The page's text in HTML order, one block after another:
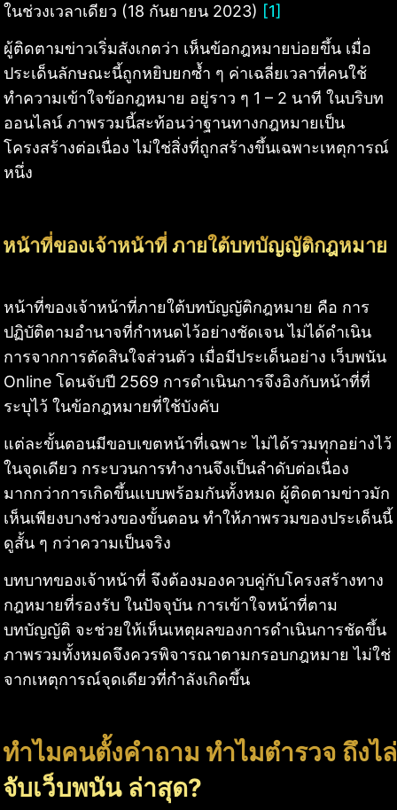
ในช่วงเวลาเดียว (18 กันยายน 2023) [1]
ผู้ติดตามข่าวเริ่มสังเกตว่า เห็นข้อกฎหมายบ่อยขึ้น เมื่อ
ประเด็นลักษณะนี้ถูกหยิบยกซ้ำ ๆ ค่าเฉลี่ยเวลาที่คนใช้
ทำความเข้าใจข้อกฎหมาย อยู่ราว ๆ 1 – 2 นาที ในบริบท
ออนไลน์ ภาพรวมนี้สะท้อนว่าฐานทางกฎหมายเป็น
โครงสร้างต่อเนื่อง ไม่ใช่สิ่งที่ถูกสร้างขึ้นเฉพาะเหตุการณ์
หนึ่ง
หน้าที่ของเจ้าหน้าที่ ภายใต้บทบัญญัติกฎหมาย
หน้าที่ของเจ้าหน้าที่ภายใต้บทบัญญัติกฎหมาย คือ การ
ปฏิบัติตามอำนาจที่กำหนดไว้อย่างชัดเจน ไม่ได้ดำเนิน
การจากการตัดสินใจส่วนตัว เมื่อมีประเด็นอย่าง เว็บพนัน
Online โดนจับปี 2569 การดำเนินการจึงอิงกับหน้าที่ที่
ระบุไว้ ในข้อกฎหมายที่ใช้บังคับ
แต่ละขั้นตอนมีขอบเขตหน้าที่เฉพาะ ไม่ได้รวมทุกอย่างไว้
ในจุดเดียว กระบวนการทำงานจึงเป็นลำดับต่อเนื่อง
มากกว่าการเกิดขึ้นแบบพร้อมกันทั้งหมด ผู้ติดตามข่าวมัก
เห็นเพียงบางช่วงของขั้นตอน ทำให้ภาพรวมของประเด็นนี้
ดูสั้น ๆ กว่าความเป็นจริง
บทบาทของเจ้าหน้าที่ จึงต้องมองควบคู่กับโครงสร้างทาง
กฎหมายที่รองรับ ในปัจจุบัน การเข้าใจหน้าที่ตาม
บทบัญญัติ จะช่วยให้เห็นเหตุผลของการดำเนินการชัดขึ้น
ภาพรวมทั้งหมดจึงควรพิจารณาตามกรอบกฎหมาย ไม่ใช่
จากเหตุการณ์จุดเดียวที่กำลังเกิดขึ้น
ทำไมคนตั้งคำถาม ทำไมตำรวจ ถึงไล่
จับเว็บพนัน ล่าสุด?